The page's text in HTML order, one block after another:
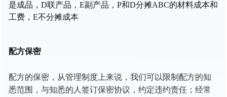
是成品，D联产品，E副产品，P和D分摊ABC的材料成本和
工费，E不分摊成本
配方保密
配方的保密，从管理制度上来说，我们可以限制配方的知
悉范围，与知悉的人签订保密协议，约定违约责任；经常